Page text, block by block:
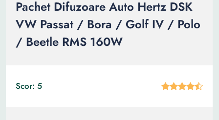
Pachet Difuzoare Auto Hertz DSK
VW Passat / Bora / Golf IV / Polo
/ Beetle RMS 160W
Scor: 5